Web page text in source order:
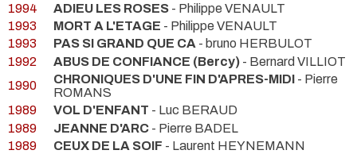
1994
ADIEU LES ROSES - Philippe VENAULT
1993
MORT A L'ETAGE - Philippe VENAULT
1993
PAS SI GRAND QUE CA - bruno HERBULOT
1992
ABUS DE CONFIANCE (Bercy) - Bernard VILLIOT
1990
CHRONIQUES D'UNE FIN D'APRES-MIDI - Pierre
ROMANS
1989
VOL D'ENFANT - Luc BERAUD
1989
JEANNE D'ARC - Pierre BADEL
1989
CEUX DE LA SOIF - Laurent HEYNEMANN